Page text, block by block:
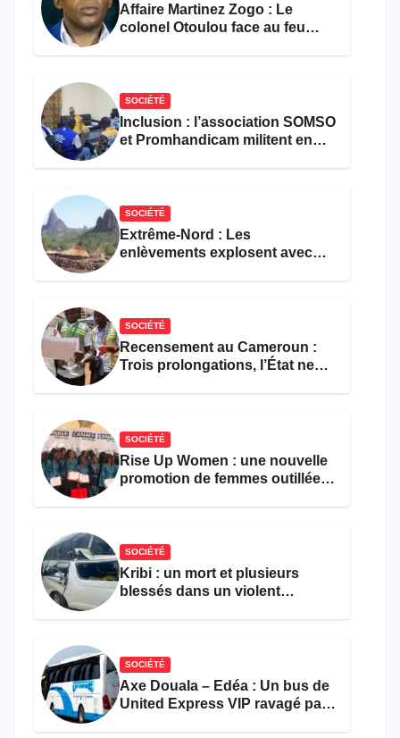
Affaire Martinez Zogo : Le
colonel Otoulou face au feu
SOCIÉTÉ
Inclusion : l’association SOMSO
et Promhandicam militent en
SOCIÉTÉ
Extrême-Nord : Les
enlèvements explosent avec
SOCIÉTÉ
Recensement au Cameroun :
Trois prolongations, l’État ne
SOCIÉTÉ
Rise Up Women : une nouvelle
promotion de femmes outillées
SOCIÉTÉ
Kribi : un mort et plusieurs
blessés dans un violent
SOCIÉTÉ
Axe Douala – Edéa : Un bus de
United Express VIP ravagé par